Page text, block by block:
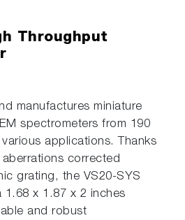
Throughput
manufactures miniature
spectrometers from 190
applications. Thanks
corrected
grating, the VS20-SYS
1.68 x 1.87 x 2 inches
and robust